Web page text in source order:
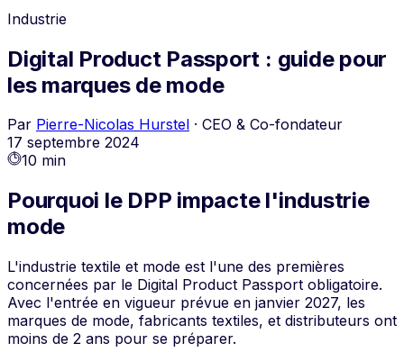
Industrie
Digital Product Passport : guide pour
les marques de mode
Par Pierre-Nicolas Hurstel · CEO & Co-fondateur
17 septembre 2024
10 min
Pourquoi le DPP impacte l'industrie
mode
L'industrie textile et mode est l'une des premières
concernées par le Digital Product Passport obligatoire.
Avec l'entrée en vigueur prévue en janvier 2027, les
marques de mode, fabricants textiles, et distributeurs ont
moins de 2 ans pour se préparer.